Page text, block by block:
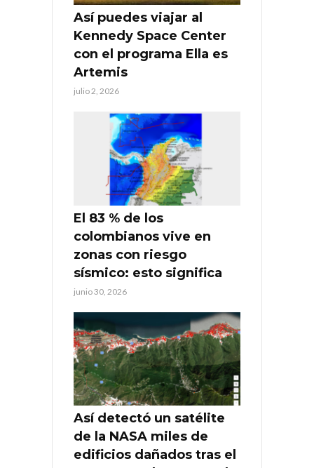
Así puedes viajar al
Kennedy Space Center
con el programa Ella es
Artemis
julio 2, 2026
El 83 % de los
colombianos vive en
zonas con riesgo
sísmico: esto significa
junio 30, 2026
Así detectó un satélite
de la NASA miles de
edificios dañados tras el